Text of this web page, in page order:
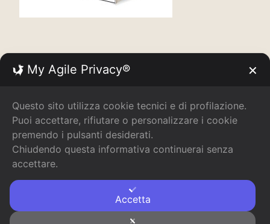
Domande? Scrivimi!
Scrivimi e ti risponderò prima possibile.
My Agile Privacy® ✕
Questo sito utilizza cookie tecnici e di profilazione.
Puoi accettare, rifiutare o personalizzare i cookie
premendo i pulsanti desiderati.
Chiudendo questa informativa continuerai senza
accettare.
Accetta